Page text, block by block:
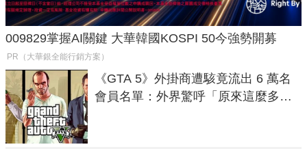
009829掌握AI關鍵 大華韓國KOSPI 50今強勢開募
PR（大華銀全能行銷方案）
《GTA 5》外掛商遭駭竟流出 6 萬名
會員名單：外界驚呼「原來這麼多人